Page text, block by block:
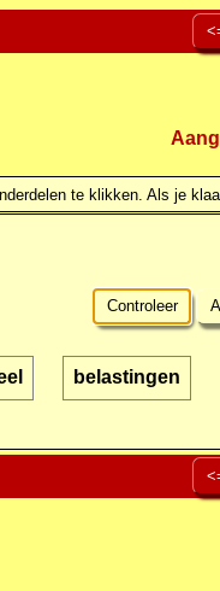
te klikken. Als je
Controleer
belastingen